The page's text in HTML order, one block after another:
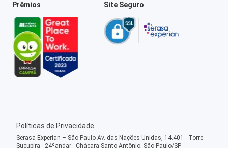
Prêmios Site Seguro
Políticas de Privacidade
Serasa Experian – São Paulo Av. das Nações Unidas, 14.401 - Torre
Sucupira - 24ºandar - Chácara Santo Antônio, São Paulo/SP -